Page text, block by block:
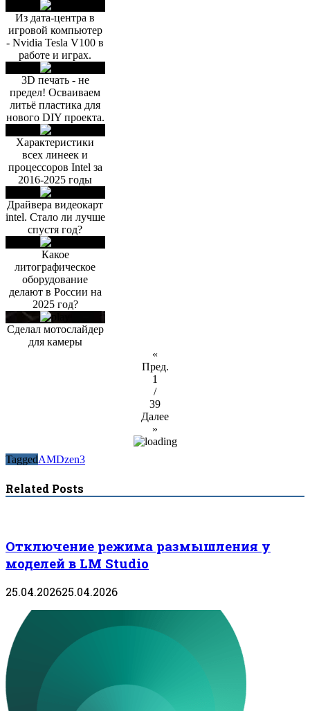
Из дата-центра в
игровой компьютер
- Nvidia Tesla V100 в
работе и играх.
3D печать - не
предел! Осваиваем
литьё пластика для
нового DIY проекта.
Характеристики
всех линеек и
процессоров Intel за
2016-2025 годы
Драйвера видеокарт
intel. Стало ли лучше
спустя год?
Какое
литографическое
оборудование
делают в России на
2025 год?
Сделал мотослайдер
для камеры
«
Пред.
1
/
39
Далее
»
TaggedAMDzen3
Related Posts
Отключение режима размышления у
моделей в LM Studio
25.04.202625.04.2026